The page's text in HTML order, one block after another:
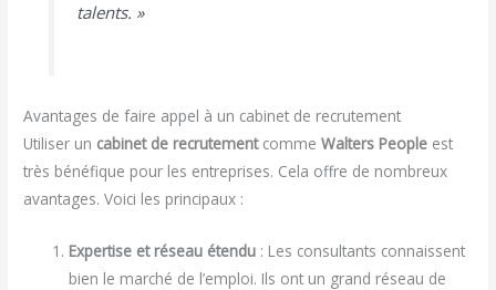
talents. »
Avantages de faire appel à un cabinet de recrutement
Utiliser un cabinet de recrutementcommeWalters People est
très bénéfique pour les entreprises. Cela offre de nombreux
avantages. Voici les principaux :
Expertise et réseau étendu : Les consultants connaissent
bien le marché de l’emploi. Ils ont un grand réseau de